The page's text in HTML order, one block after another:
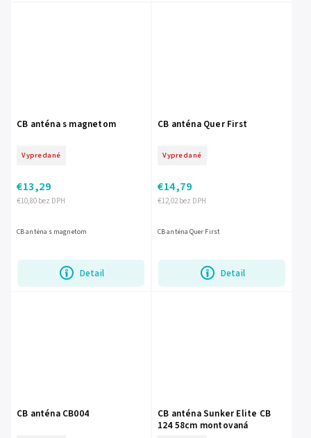
CB anténa s magnetom
Vypredané
€10,80 bez DPH
€13,29
Detail
CB anténa s magnetom
CB anténa Quer First
Vypredané
€12,02 bez DPH
€14,79
Detail
CB anténa Quer First
CB anténa CB004
CB anténa Sunker Elite CB
124 58cm montovaná